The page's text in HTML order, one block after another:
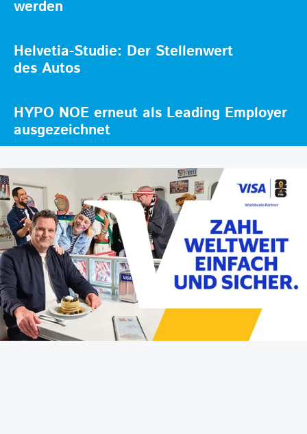
werden
Helvetia-Studie: Der Stellenwert
des Autos
HYPO NOE erneut als Leading Employer
ausgezeichnet